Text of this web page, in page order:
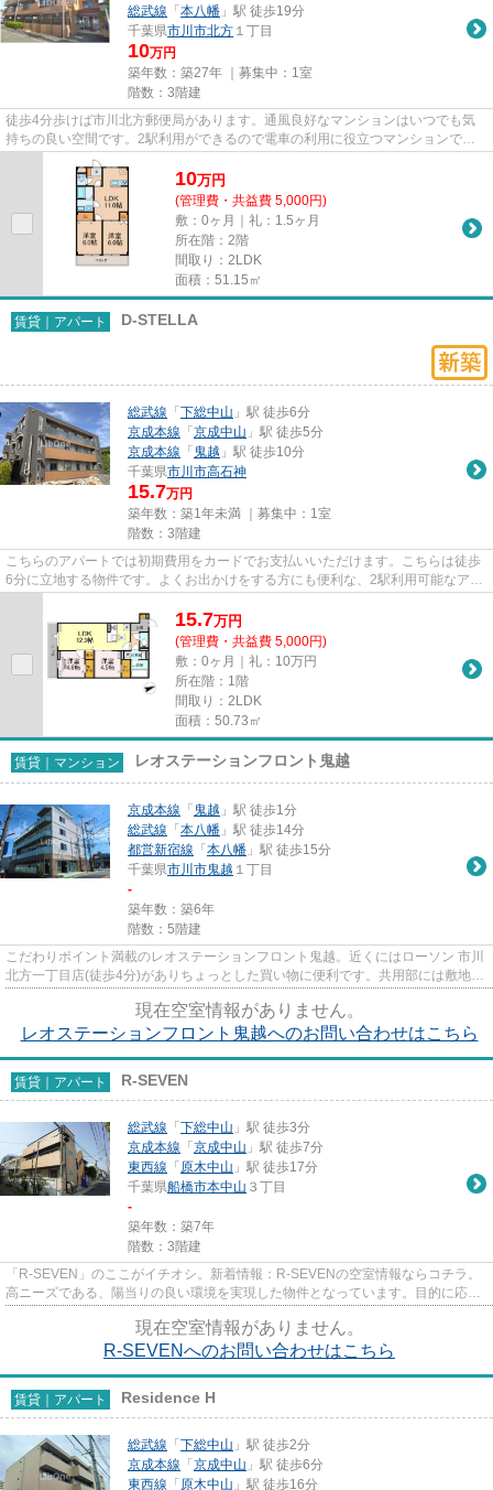
総武線 「 本八幡 」駅 徒歩19分
千葉県市川市北方 １丁目
10万円
築年数：築27年 ｜募集中： 1室
階数：3階建
徒歩4分歩けば市川北方郵便局があります。通風良好なマンションはいつでも気
持ちの良い空間です。2駅利用ができるので電車の利用に役立つマンションで
す。駅までのアクセスが良い、徒...
10万円
(管理費・共益費 5,000円)
敷：0ヶ月｜礼：1.5ヶ月
所在階：2階
間取り：2LDK
面積：51.15㎡
賃貸｜アパート D-STELLA
総武線 「 下総中山 」駅 徒歩6分
京成本線 「 京成中山 」駅 徒歩5分
京成本線 「 鬼越 」駅 徒歩10分
千葉県市川市高石神
15.7万円
築年数：築1年未満 ｜募集中： 1室
階数：3階建
こちらのアパートでは初期費用をカードでお支払いいただけます。こちらは徒歩
6分に立地する物件です。よくお出かけをする方にも便利な、2駅利用可能なアパ
15.7万円
(管理費・共益費 5,000円)
敷：0ヶ月｜礼：10万円
所在階：1階
間取り：2LDK
面積：50.73㎡
賃貸｜マンション レオステーションフロント鬼越
京成本線 「 鬼越 」駅 徒歩1分
総武線 「 本八幡 」駅 徒歩14分
都営新宿線 「 本八幡 」駅 徒歩15分
千葉県市川市鬼越 １丁目
-
築年数：築6年
階数：5階建
こだわりポイント満載のレオステーションフロント鬼越。近くにはローソン 市川
北方一丁目店(徒歩4分)がありちょっとした買い物に便利です。共用部には敷地内
現在空室情報がありません。
レオステーションフロント鬼越へのお問い合わせはこちら
賃貸｜アパート R-SEVEN
総武線 「 下総中山 」駅 徒歩3分
京成本線 「 京成中山 」駅 徒歩7分
東西線 「 原木中山 」駅 徒歩17分
千葉県船橋市本中山 ３丁目
-
築年数：築7年
階数：3階建
「R-SEVEN」のここがイチオシ。新着情報：R-SEVENの空室情報ならコチラ。
高ニーズである、陽当りの良い環境を実現した物件となっています。目的に応じ
現在空室情報がありません。
R-SEVENへのお問い合わせはこちら
賃貸｜アパート Residence H
総武線 「 下総中山 」駅 徒歩2分
京成本線 「 京成中山 」駅 徒歩6分
東西線 「 原木中山 」駅 徒歩16分